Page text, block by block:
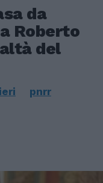
da
Roberto
del
pnrr